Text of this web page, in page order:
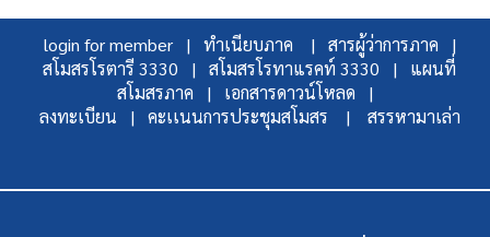
login for member | ทำเนียบภาค |
สารผู้ว่าการภาค |
สโมสรโรตารี 3330 |
สโมสรโรทาแรคท์ 3330 |
แผนที่
สโมสรภาค |
เอกสารดาวน์โหลด |
ลงทะเบียน |
คะเเนนการประชุมสโมสร | สรรหามาเล่า